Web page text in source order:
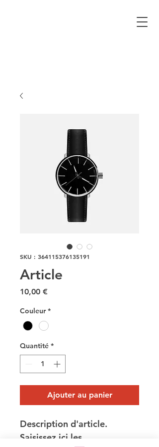
SKU : 364115376135191
Article
10,00 €
Couleur *
Quantité *
Ajouter au panier
Description d'article.
Saisissez ici les